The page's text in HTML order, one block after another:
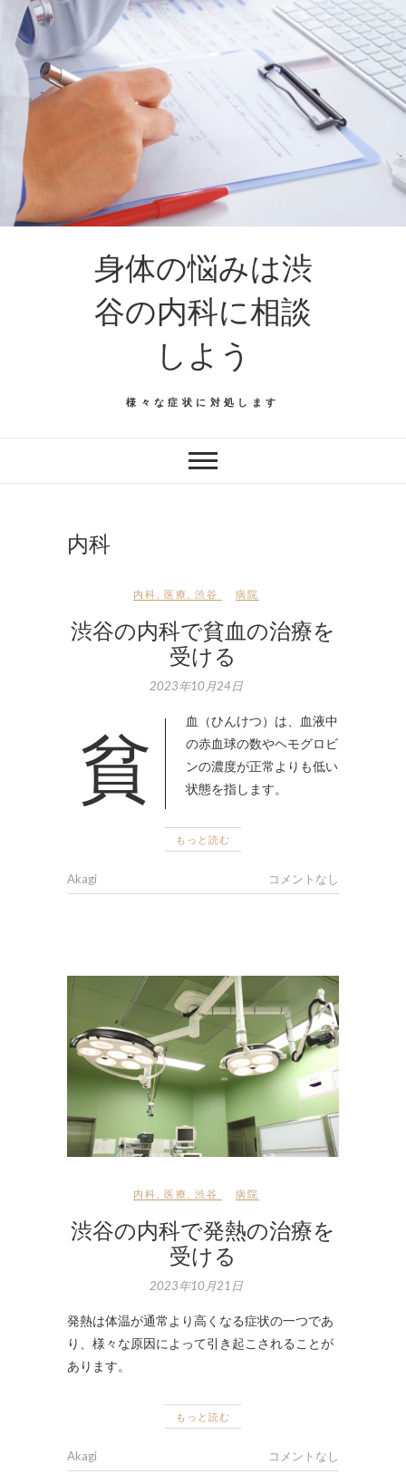
身体の悩みは渋
谷の内科に相談
しよう
様々な症状に対処します
内科
内科 医療 渋谷 病院
渋谷の内科で貧血の治療を
受ける
2023年10月24日
貧血（ひんけつ）は、血液中
の赤血球の数やヘモグロビ
ンの濃度が正常よりも低い
状態を指します。
もっと読む
Akagi コメントなし
内科 医療 渋谷 病院
渋谷の内科で発熱の治療を
受ける
2023年10月21日
発熱は体温が通常より高くなる症状の一つであ
り、様々な原因によって引き起こされることが
あります。
もっと読む
Akagi コメントなし